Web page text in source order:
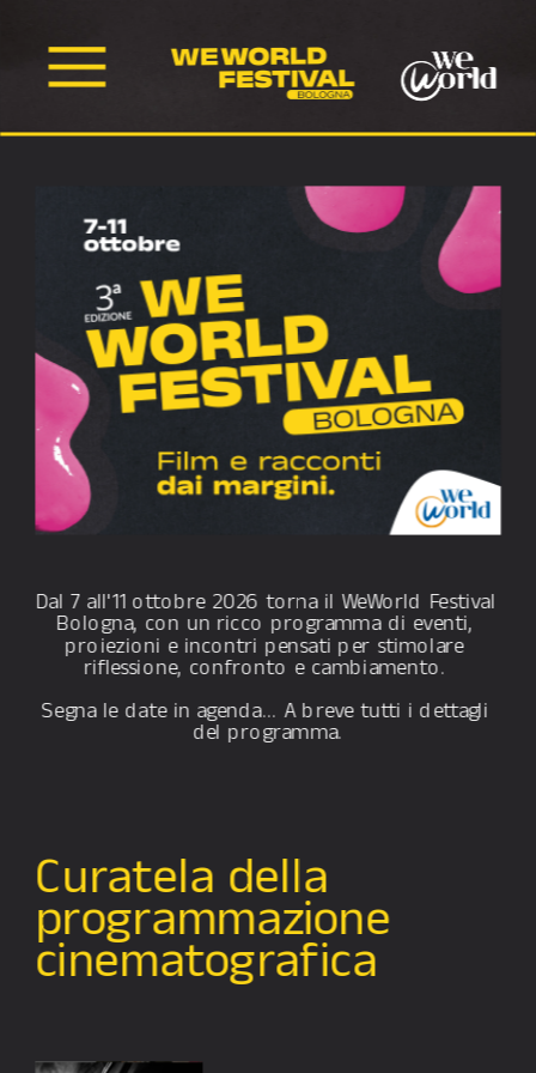
Dal 7 all'11 ottobre 2026 torna il WeWorld Festival
Bologna, con un ricco programma di eventi,
proiezioni e incontri pensati per stimolare
riflessione, confronto e cambiamento.
Segna le date in agenda… A breve tutti i dettagli
del programma.
Curatela della
programmazione
cinematografica